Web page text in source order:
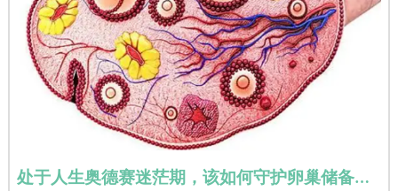
处于人生奥德赛迷茫期，该如何守护卵巢储备规划赴美试管婴儿？